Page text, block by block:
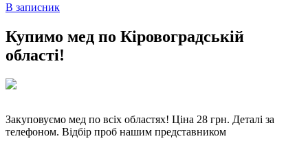
В записник
Купимо мед по Кіровоградській
області!
Закуповуємо мед по всіх областях! Ціна 28 грн. Деталі за
телефоном. Відбір проб нашим представником